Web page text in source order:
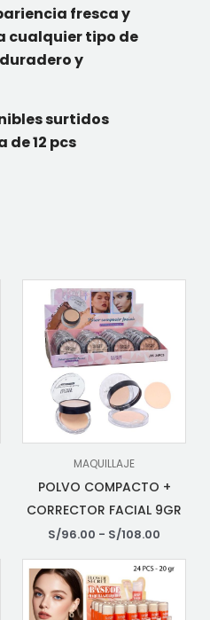
fresca y
cualquier tipo de
y
surtidos
de 12 pcs
MAQUILLAJE
POLVO COMPACTO +
CORRECTOR FACIAL 9GR
S/96.00 - S/108.00